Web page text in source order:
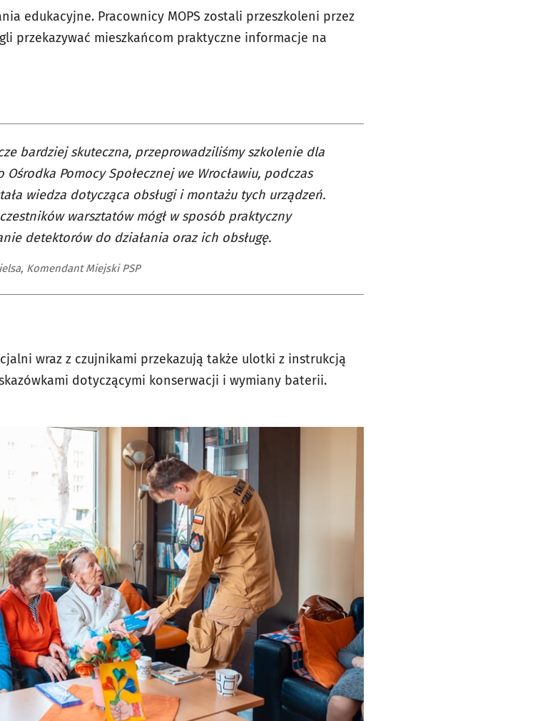
edukacyjne. Pracownicy MOPS zostali przeszkoleni przez
przekazywać mieszkańcom praktyczne informacje na
bardziej skuteczna, przeprowadziliśmy szkolenie dla
Pomocy Społecznej we Wrocławiu, podczas
wiedza dotycząca obsługi i montażu tych urządzeń.
warsztatów mógł w sposób praktyczny
detektorów do działania oraz ich obsługę.
Komendant Miejski PSP
wraz z czujnikami przekazują także ulotki z instrukcją
dotyczącymi konserwacji i wymiany baterii.